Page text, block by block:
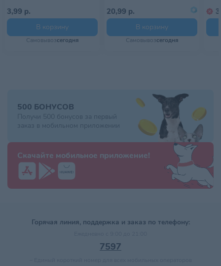
3,99 р.
В корзину
Самовывозсегодня
20,99 р.
В корзину
Самовывозсегодня
500 БОНУСОВ
Получи 500 бонусов за первый
заказ в мобильном приложении
Скачайте мобильное приложение!
Горячая линия, поддержка и заказ по телефону:
7597